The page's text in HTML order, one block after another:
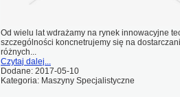
Od wielu lat wdrażamy na rynek innowacyjne
szczególności koncnetrujemy się na
różnych...
Czytaj dalej...
Dodane: 2017-05-10
Kategoria: Maszyny Specjalistyczne